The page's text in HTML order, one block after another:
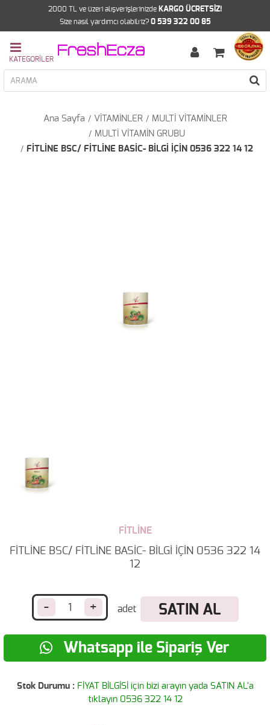
2000 TL ve üzeri alışverişlerinizde KARGO ÜCRETSİZ!
Size nasıl yardımcı olabilriz? 0 539 322 00 85
Ana Sayfa VİTAMİNLER
MULTİ VİTAMİNLER
MULTİ VİTAMİN GRUBU
FİTLİNE BSC/ FİTLİNE BASİC- BİLGİ İÇİN 0536 322 14 12
FİTLİNE
FİTLİNE BSC/ FİTLİNE BASİC- BİLGİ İÇİN 0536 322 14
12
- + SATIN AL
Whatsapp ile Sipariş Ver
Stok Durumu : FİYAT BİLGİSİ için bizi arayın yada SATIN AL'a
tıklayın 0536 322 14 12